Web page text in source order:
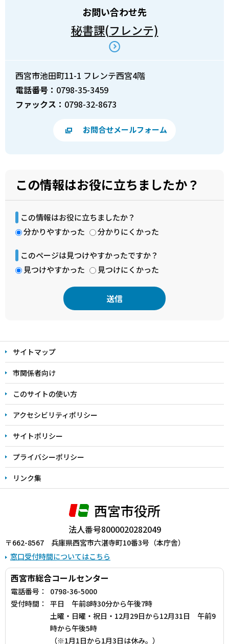
お問い合わせ先
秘書課(フレンテ)
西宮市池田町11-1 フレンテ西宮4階
電話番号： 0798-35-3459
ファックス： 0798-32-8673
お問合せメールフォーム
この情報はお役に立ちましたか？
この情報はお役に立ちましたか？
分かりやすかった
分かりにくかった
このページは見つけやすかったですか？
見つけやすかった
見つけにくかった
文
こ
こ
ま
で
サイトマップ
市関係者向け
このサイトの使い方
アクセシビリティポリシー
サイトポリシー
プライバシーポリシー
リンク集
西宮市役所
法人番号8000020282049
〒662-8567 兵庫県西宮市六湛寺町10番3号（本庁舎）
窓口受付時間についてはこちら
西宮市総合コールセンター
電話番号：
0798-36-5000
受付時間：
平日 午前8時30分から午後7時
土曜・日曜・祝日・12月29日から12月31日 午前9
時から午後5時
（※1月1日から1月3日は休み。）